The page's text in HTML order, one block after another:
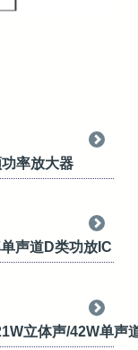
率放大器
声道D类功放IC
立体声/42W单声